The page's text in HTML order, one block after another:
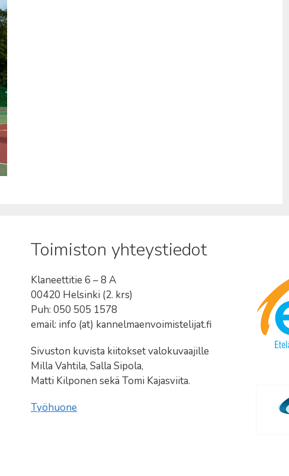
Toimiston yhteystiedot
Klaneettitie 6 – 8 A
00420 Helsinki (2. krs)
Puh: 050 505 1578
email: info (at) kannelmaenvoimistelijat.fi
Sivuston kuvista kiitokset valokuvaajille
Milla Vahtila, Salla Sipola,
Matti Kilponen sekä Tomi Kajasviita.
Työhuone